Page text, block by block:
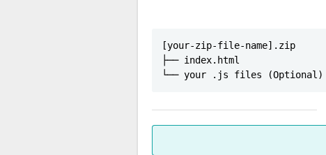
[your-zip-file-name].zip
├── index.html
└── your .js files (Optional)